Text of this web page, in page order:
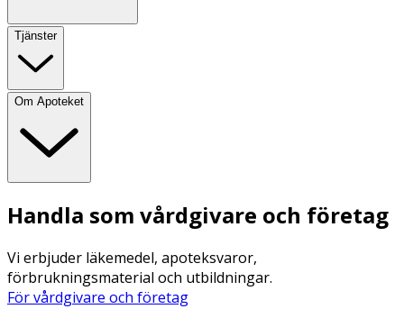
Tjänster
Om Apoteket
Handla som vårdgivare och företag
Vi erbjuder läkemedel, apoteksvaror,
förbrukningsmaterial och utbildningar.
För vårdgivare och företag